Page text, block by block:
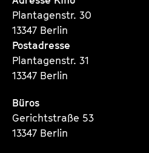
Plantagenstr. 30
13347 Berlin
Postadresse
Plantagenstr. 31
13347 Berlin
Büros
Gerichtstraße 53
13347 Berlin